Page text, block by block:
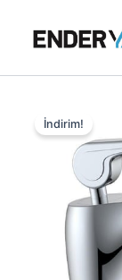
İndirim!